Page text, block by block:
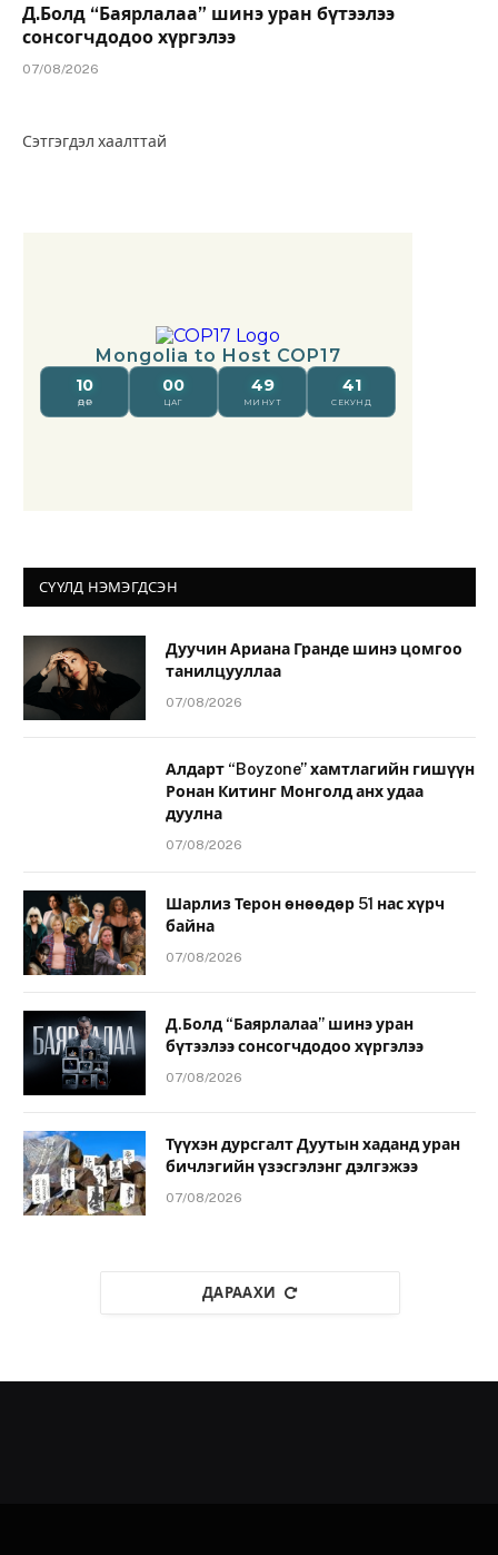
Д.Болд “Баярлалаа” шинэ уран бүтээлээ
сонсогчдодоо хүргэлээ
07/08/2026
Сэтгэгдэл хаалттай
СҮҮЛД НЭМЭГДСЭН
Дуучин Ариана Гранде шинэ цомгоо
танилцууллаа
07/08/2026
Алдарт “Boyzone” хамтлагийн гишүүн
Ронан Китинг Монголд анх удаа
дуулна
07/08/2026
Шарлиз Терон өнөөдөр 51 нас хүрч
байна
07/08/2026
Д.Болд “Баярлалаа” шинэ уран
бүтээлээ сонсогчдодоо хүргэлээ
07/08/2026
Түүхэн дурсгалт Дуутын хаданд уран
бичлэгийн үзэсгэлэнг дэлгэжээ
07/08/2026
ДАРААХИ